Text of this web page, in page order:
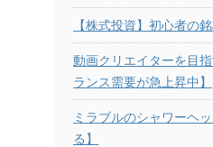
【株式投資】初心者の
動画クリエイターを目
ランス需要が急上昇中】
ミラブルのシャワーヘ
る】